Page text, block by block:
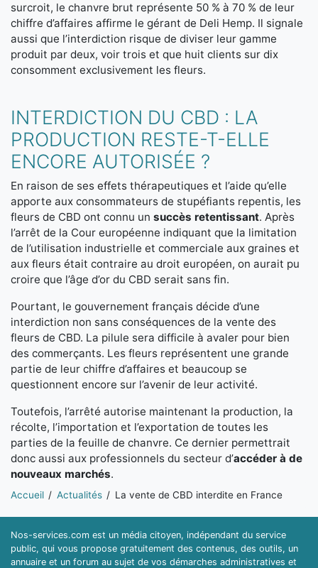
surcroit, le chanvre brut représente 50 % à 70 % de leur
chiffre d’affaires affirme le gérant de Deli Hemp. Il signale
aussi que l’interdiction risque de diviser leur gamme
produit par deux, voir trois et que huit clients sur dix
consomment exclusivement les fleurs.
INTERDICTION DU CBD : LA
PRODUCTION RESTE-T-ELLE
ENCORE AUTORISÉE ?
En raison de ses effets thérapeutiques et l’aide qu’elle
apporte aux consommateurs de stupéfiants repentis, les
fleurs de CBD ont connu un succès retentissant. Après
l’arrêt de la Cour européenne indiquant que la limitation
de l’utilisation industrielle et commerciale aux graines et
aux fleurs était contraire au droit européen, on aurait pu
croire que l’âge d’or du CBD serait sans fin.
Pourtant, le gouvernement français décide d’une
interdiction non sans conséquences de la vente des
fleurs de CBD. La pilule sera difficile à avaler pour bien
des commerçants. Les fleurs représentent une grande
partie de leur chiffre d’affaires et beaucoup se
questionnent encore sur l’avenir de leur activité.
Toutefois, l’arrêté autorise maintenant la production, la
récolte, l’importation et l’exportation de toutes les
parties de la feuille de chanvre. Ce dernier permettrait
donc aussi aux professionnels du secteur d’accéder à de
nouveaux marchés.
Vous êtes ici:
Accueil Actualités La vente de CBD interdite en France
Nos-services.com est un média citoyen, indépendant du service
public, qui vous propose gratuitement des contenus, des outils, un
annuaire et un forum au sujet de vos démarches administratives et